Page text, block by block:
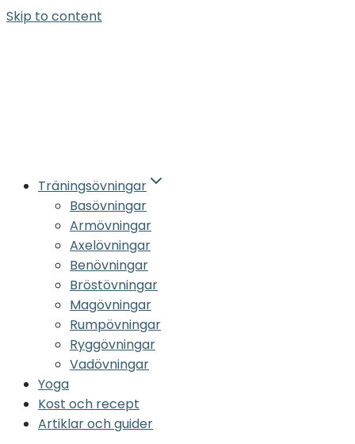
Skip to content
Träningsövningar
Basövningar
Armövningar
Axelövningar
Benövningar
Bröstövningar
Magövningar
Rumpövningar
Ryggövningar
Vadövningar
Yoga
Kost och recept
Artiklar och guider